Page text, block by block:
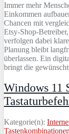
Immer mehr
Einkommen
Chancen mit
verfolgen dabei
Planung bleibt
überlassen. Ein
bringt die
Windows 11
Kategorie(n):
Tastenkombinationen